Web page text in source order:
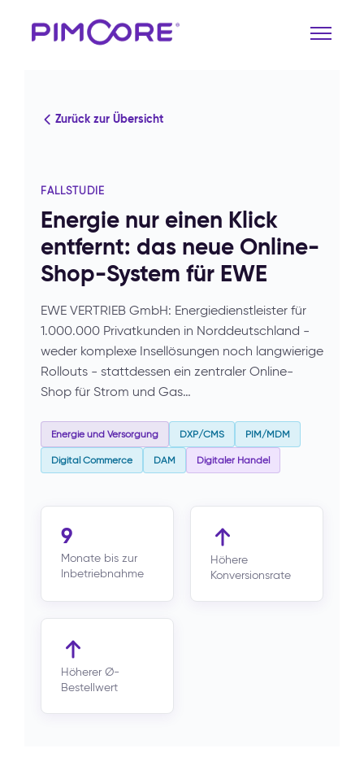
Zurück zur Übersicht
FALLSTUDIE
Energie nur einen Klick
entfernt: das neue Online-
Shop-System für EWE
EWE VERTRIEB GmbH: Energiedienstleister für
1.000.000 Privatkunden in Norddeutschland -
weder komplexe Insellösungen noch langwierige
Rollouts - stattdessen ein zentraler Online-
Shop für Strom und Gas…
Energie und Versorgung DXP/CMS PIM/MDM
Digital Commerce DAM Digitaler Handel
9
Monate bis zur
Inbetriebnahme
Höhere
Konversionsrate
Höherer Ø-
Bestellwert